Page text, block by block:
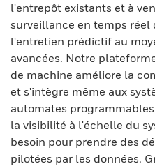
l'entrepôt existants et à
surveillance en temps réel
l'entretien prédictif au
avancées. Notre
de machine améliore la
et s'intègre même aux
automates
la visibilité à l'échelle du
besoin pour prendre des
pilotées par les données.